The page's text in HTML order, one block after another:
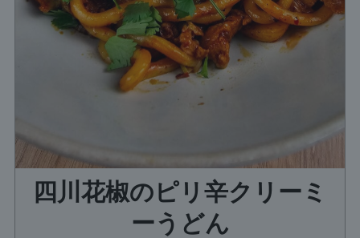
四川花椒のピリ辛クリーミ
ーうどん